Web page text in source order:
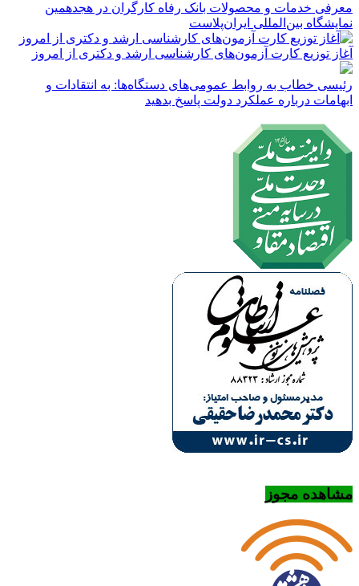
معرفی خدمات و محصولات بانک رفاه کارگران در هجدهمین
نمایشگاه بین‌المللی ایران‌پلاست
آغاز توزیع کارت آزمون‌های کارشناسی ارشد و دکتری از امروز
رئیسی خطاب به روابط عمومی‌های دستگاه‌ها: به انتقادات و
ابهامات درباره عملکرد دولت پاسخ بدهید
مشاهده مجوز